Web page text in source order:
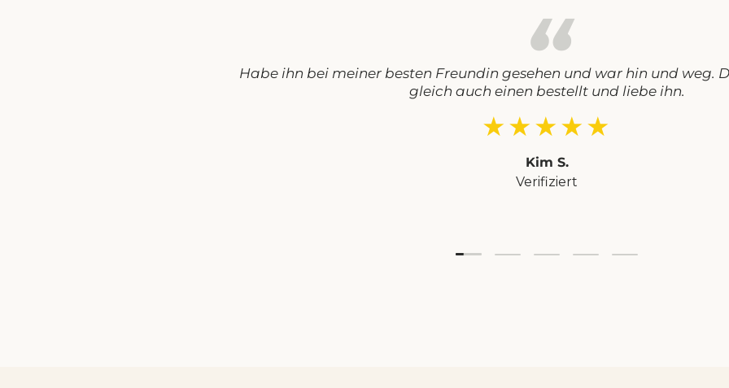
Habe ihn bei meiner besten Freundin gesehen und war hin und weg.
gleich auch einen bestellt und liebe ihn.
★★★★★
Kim S.
Verifiziert